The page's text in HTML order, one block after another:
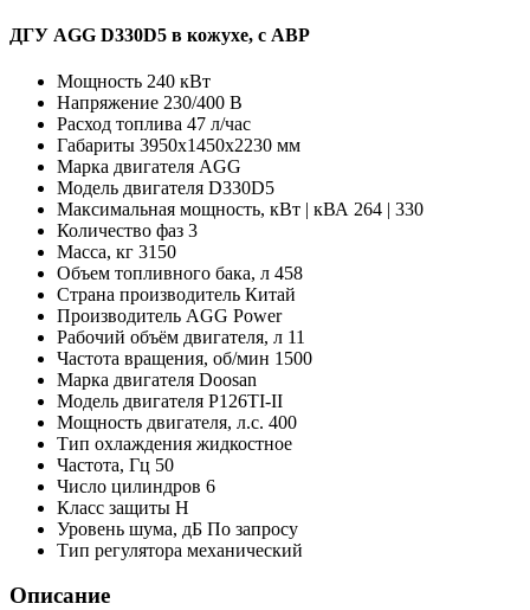
ДГУ AGG D330D5 в кожухе, с АВР
Мощность 240 кВт
Напряжение 230/400 В
Расход топлива 47 л/час
Габариты 3950x1450x2230 мм
Марка двигателя AGG
Модель двигателя D330D5
Максимальная мощность, кВт | кВА 264 | 330
Количество фаз 3
Масса, кг 3150
Объем топливного бака, л 458
Страна производитель Китай
Производитель AGG Power
Рабочий объём двигателя, л 11
Частота вращения, об/мин 1500
Марка двигателя Doosan
Модель двигателя P126TI-II
Мощность двигателя, л.с. 400
Тип охлаждения жидкостное
Частота, Гц 50
Число цилиндров 6
Класс защиты H
Уровень шума, дБ По запросу
Тип регулятора механический
Описание